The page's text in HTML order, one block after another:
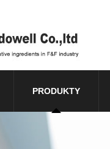
PRODUKTY